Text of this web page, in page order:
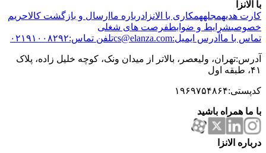
با الانزا
کارت هدیهمجلههمکاری با الانزا درباره ما ارسال و بازگشت کالاحریم
خصوصیشرایط و ضوابطفرصت های شغلی
تماس با ما آدرس ایمیل:cs@elanza.com تلفن تماس:۰۲۱۹۱۰۰۸۲۹۲
آدرس:تهران، ولیعصر، بالاتر از میدان ونک، کوچه خلیل زاده، پلاک
۴۱، طبقه اول
کدپستی:۱۹۶۹۷۵۴۸۶۴
با ما همراه باشید
درباره الانزا